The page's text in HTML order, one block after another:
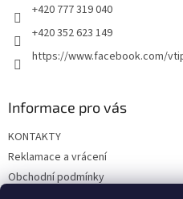
+420 777 319 040
+420 352 623 149
https://www.facebook.com/
Informace pro vás
KONTAKTY
Reklamace a vrácení
Obchodní podmínky